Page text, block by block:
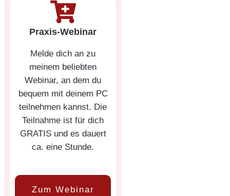
Praxis-Webinar
Melde dich an zu
meinem beliebten
Webinar, an dem du
bequem mit deinem PC
teilnehmen kannst. Die
Teilnahme ist für dich
GRATIS und es dauert
ca. eine Stunde.
Zum Webinar